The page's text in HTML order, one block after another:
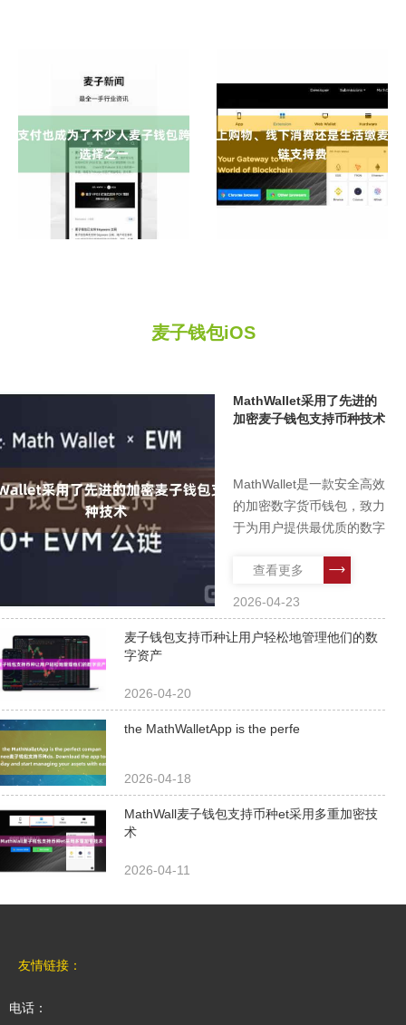
麦子钱包iOS
2026-04-23
MathWallet采用了先进的
加密麦子钱包支持币种技术
MathWallet是一款安全高效
的加密数字货币钱包，致力
于为用户提供最优质的数字
一款全球领先的数字资产钱
MathWallet在安全、便捷、
高效的数字货币管理上具有
查看更多
2026-04-20
麦子钱包支持币种让用户轻松地管理他们的数
字资产
2026-04-18
the MathWalletApp is the perfe
2026-04-11
MathWall麦子钱包支持币种et采用多重加密技
术
友情链接：
电话：